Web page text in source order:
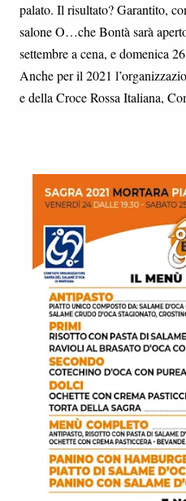
palato. Il risultato? Garantito,
salone O…che Bontà sarà
settembre a cena, e domenica
Anche per il 2021
e della Croce Rossa Italiana,